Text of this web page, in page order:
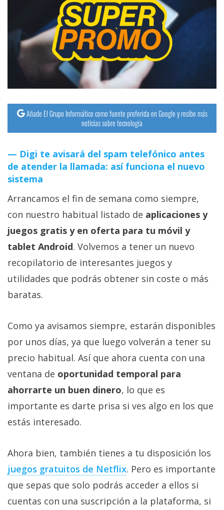
Añade El Grupo Informático como fuente preferida en Google y recibe más
noticias sobre tecnología
Digi te avisará del spam telefónico antes
de atender la llamada: así funciona el nuevo
sistema
Arrancamos el fin de semana como siempre,
con nuestro habitual listado de aplicaciones y
juegos gratis y en oferta para tu móvil y
tablet Android. Volvemos a tener un nuevo
recopilatorio de interesantes juegos y
utilidades que podrás obtener sin coste o más
baratas.
Como ya avisamos siempre, estarán disponibles
por unos días, ya que luego volverán a tener su
precio habitual. Así que ahora cuenta con una
ventana de oportunidad temporal para
ahorrarte un buen dinero, lo que es
importante es darte prisa si ves algo en los que
estás interesado.
Ahora bien, también tienes a tu disposición los
juegos gratuitos de Netflix‎. Pero es importante
que sepas que solo podrás acceder a ellos si
cuentas con una suscripción a la plataforma, si